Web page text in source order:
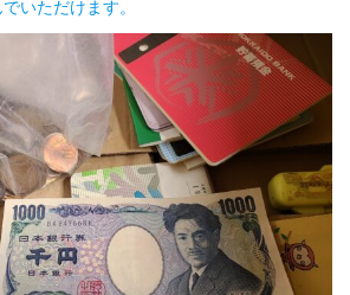
いただけます。